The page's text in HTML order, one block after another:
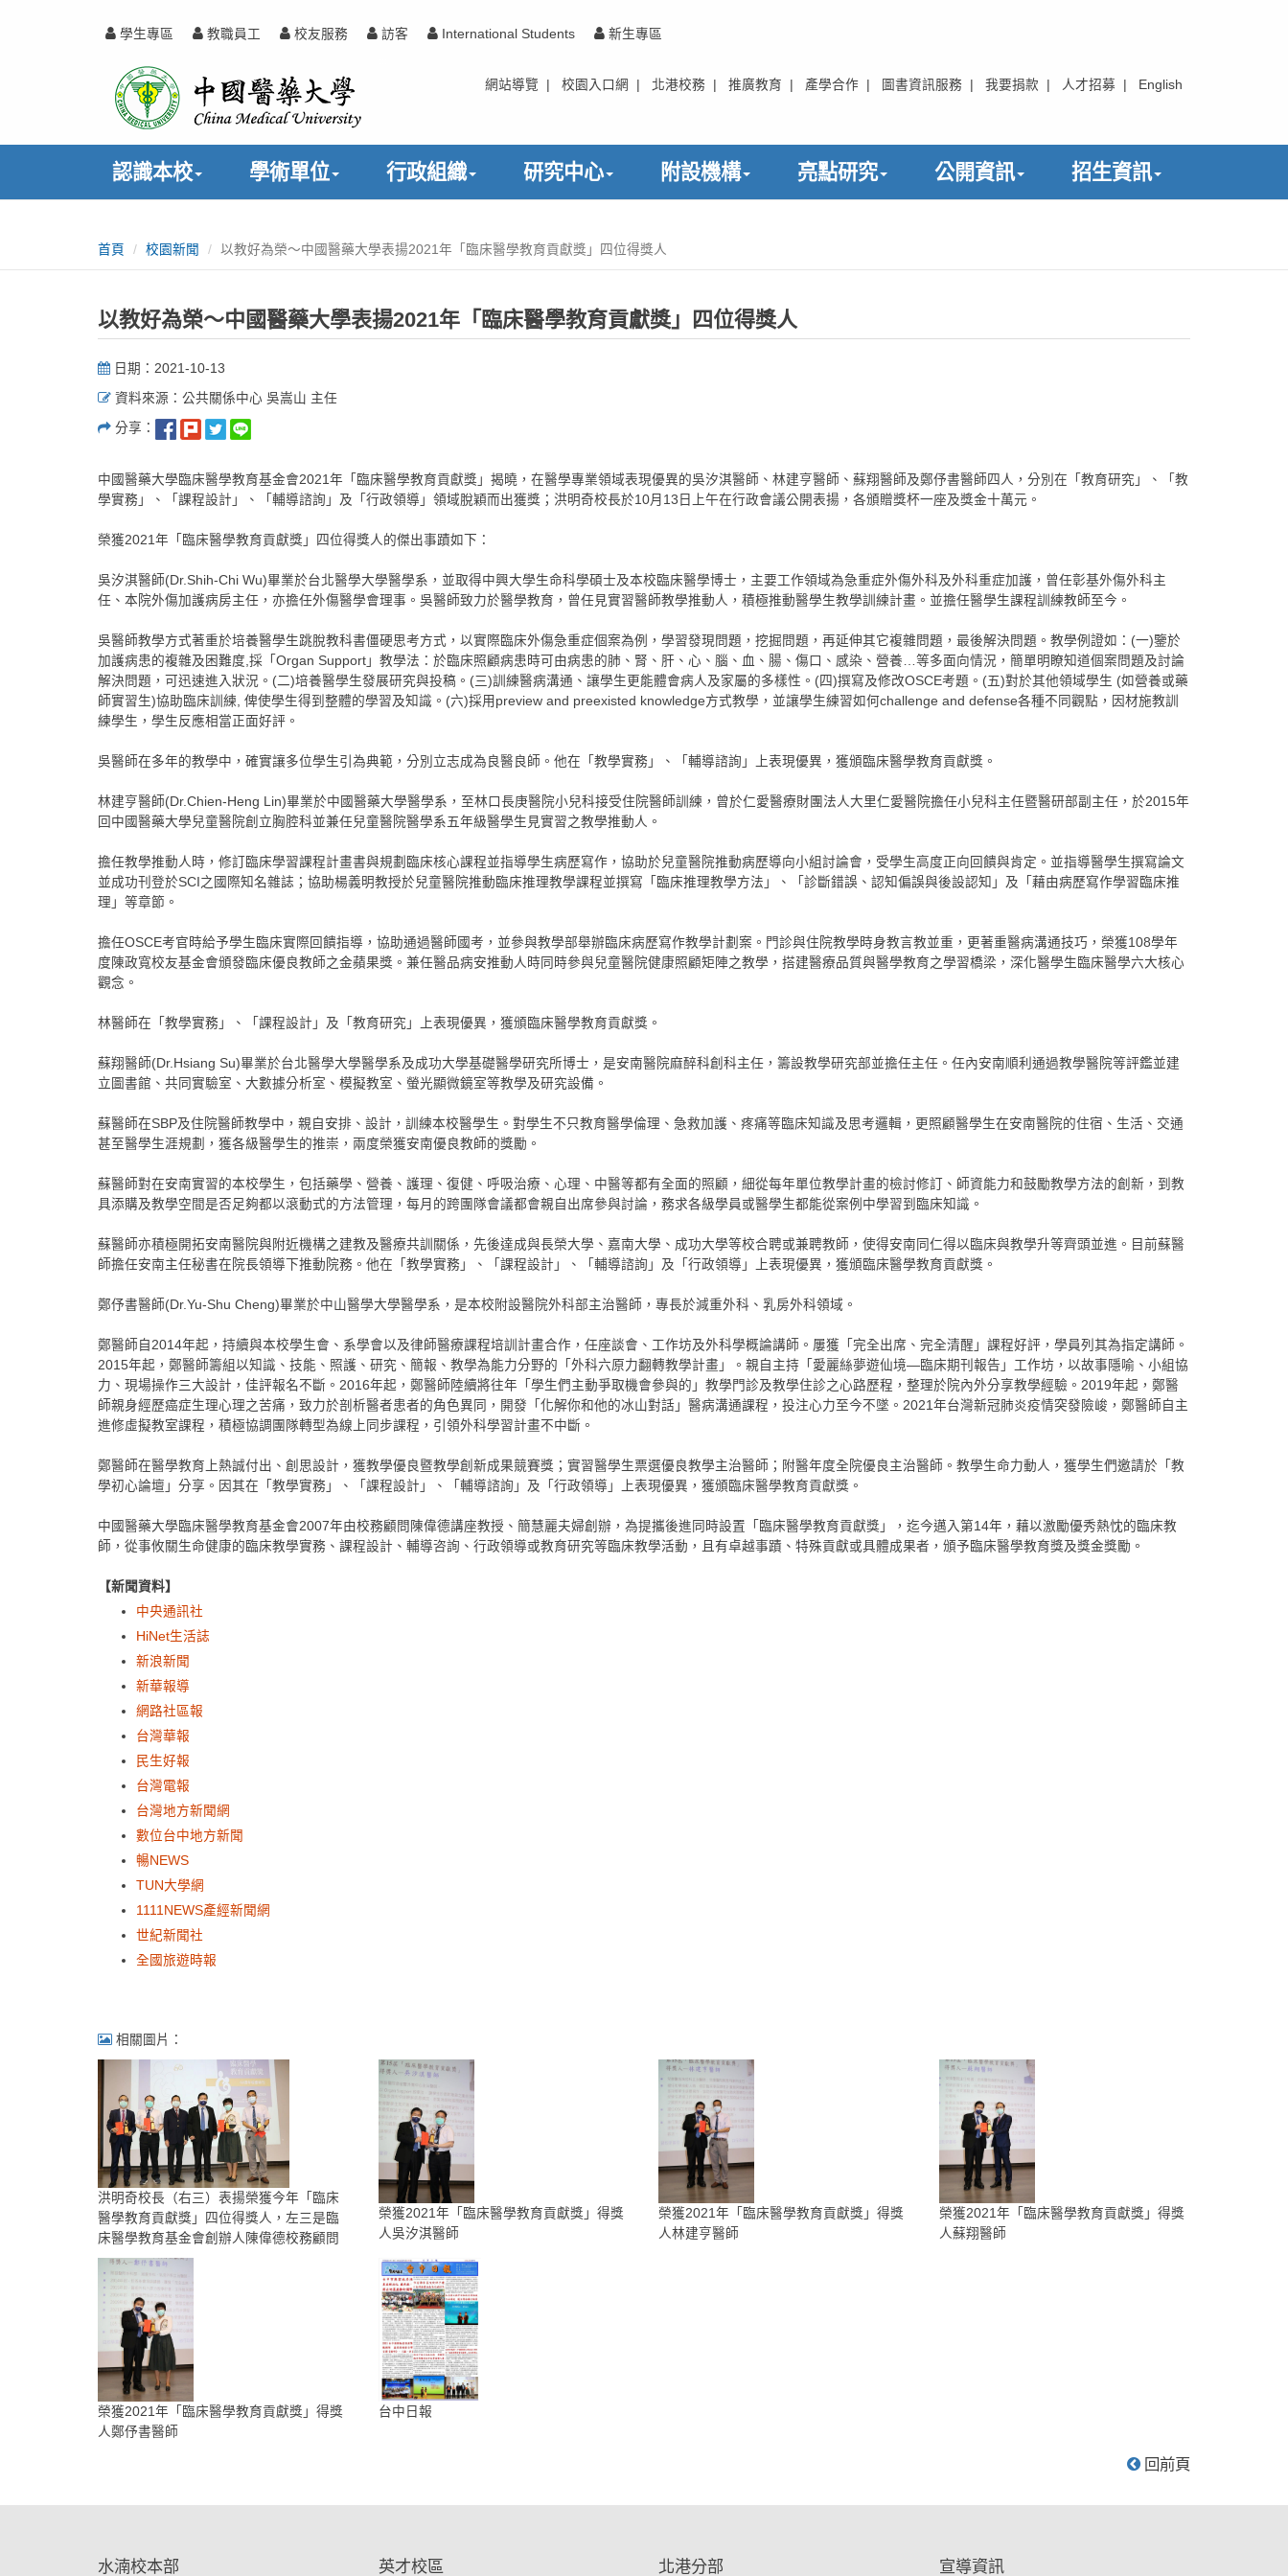
學生專區 教職員工 校友服務 訪客 International Students 新生專區
中
國
醫
藥
大
學
網站導覽 校園入口網 北港校務 推廣教育 產學合作 圖書資訊服務 我要捐款 人才招募 English
認識本校 學術單位 行政組織 研究中心 附設機構 亮點研究 公開資訊 招生資訊
首頁 校園新聞 以教好為榮～中國醫藥大學表揚2021年「臨床醫學教育貢獻獎」四位得獎人
以教好為榮～中國醫藥大學表揚2021年「臨床醫學教育貢獻獎」四位得獎人
日期：2021-10-13
資料來源：公共關係中心 吳嵩山 主任
分享：
中國醫藥大學臨床醫學教育基金會2021年「臨床醫學教育貢獻獎」揭曉，在醫學專業領域表現優異的吳汐淇醫師、林建亨醫師、蘇翔醫師及鄭伃書醫師四人，分別在「教育研究」、「教
學實務」、「課程設計」、「輔導諮詢」及「行政領導」領域脫穎而出獲獎；洪明奇校長於10月13日上午在行政會議公開表揚，各頒贈獎杯一座及獎金十萬元。
榮獲2021年「臨床醫學教育貢獻獎」四位得獎人的傑出事蹟如下：
吳汐淇醫師(Dr.Shih-Chi Wu)畢業於台北醫學大學醫學系，並取得中興大學生命科學碩士及本校臨床醫學博士，主要工作領域為急重症外傷外科及外科重症加護，曾任彰基外傷外科主
任、本院外傷加護病房主任，亦擔任外傷醫學會理事。吳醫師致力於醫學教育，曾任見實習醫師教學推動人，積極推動醫學生教學訓練計畫。並擔任醫學生課程訓練教師至今。
吳醫師教學方式著重於培養醫學生跳脫教科書僵硬思考方式，以實際臨床外傷急重症個案為例，學習發現問題，挖掘問題，再延伸其它複雜問題，最後解決問題。教學例證如：(一)鑒於
加護病患的複雜及困難度,採「Organ Support」教學法：於臨床照顧病患時可由病患的肺、腎、肝、心、腦、血、腸、傷口、感染、營養…等多面向情況，簡單明瞭知道個案問題及討論
解決問題，可迅速進入狀況。(二)培養醫學生發展研究與投稿。(三)訓練醫病溝通、讓學生更能體會病人及家屬的多樣性。(四)撰寫及修改OSCE考題。(五)對於其他領域學生 (如營養或藥
師實習生)協助臨床訓練, 俾使學生得到整體的學習及知識。(六)採用preview and preexisted knowledge方式教學，並讓學生練習如何challenge and defense各種不同觀點，因材施教訓
練學生，學生反應相當正面好評。
吳醫師在多年的教學中，確實讓多位學生引為典範，分別立志成為良醫良師。他在「教學實務」、「輔導諮詢」上表現優異，獲頒臨床醫學教育貢獻獎。
林建亨醫師(Dr.Chien-Heng Lin)畢業於中國醫藥大學醫學系，至林口長庚醫院小兒科接受住院醫師訓練，曾於仁愛醫療財團法人大里仁愛醫院擔任小兒科主任暨醫研部副主任，於2015年
回中國醫藥大學兒童醫院創立胸腔科並兼任兒童醫院醫學系五年級醫學生見實習之教學推動人。
擔任教學推動人時，修訂臨床學習課程計畫書與規劃臨床核心課程並指導學生病歷寫作，協助於兒童醫院推動病歷導向小組討論會，受學生高度正向回饋與肯定。並指導醫學生撰寫論文
並成功刊登於SCI之國際知名雜誌；協助楊義明教授於兒童醫院推動臨床推理教學課程並撰寫「臨床推理教學方法」、「診斷錯誤、認知偏誤與後設認知」及「藉由病歷寫作學習臨床推
理」等章節。
擔任OSCE考官時給予學生臨床實際回饋指導，協助通過醫師國考，並參與教學部舉辦臨床病歷寫作教學計劃案。門診與住院教學時身教言教並重，更著重醫病溝通技巧，榮獲108學年
度陳政寬校友基金會頒發臨床優良教師之金蘋果獎。兼任醫品病安推動人時同時參與兒童醫院健康照顧矩陣之教學，搭建醫療品質與醫學教育之學習橋梁，深化醫學生臨床醫學六大核心
觀念。
林醫師在「教學實務」、「課程設計」及「教育研究」上表現優異，獲頒臨床醫學教育貢獻獎。
蘇翔醫師(Dr.Hsiang Su)畢業於台北醫學大學醫學系及成功大學基礎醫學研究所博士，是安南醫院麻醉科創科主任，籌設教學研究部並擔任主任。任內安南順利通過教學醫院等評鑑並建
立圖書館、共同實驗室、大數據分析室、模擬教室、螢光顯微鏡室等教學及研究設備。
蘇醫師在SBP及住院醫師教學中，親自安排、設計，訓練本校醫學生。對學生不只教育醫學倫理、急救加護、疼痛等臨床知識及思考邏輯，更照顧醫學生在安南醫院的住宿、生活、交通
甚至醫學生涯規劃，獲各級醫學生的推崇，兩度榮獲安南優良教師的獎勵。
蘇醫師對在安南實習的本校學生，包括藥學、營養、護理、復健、呼吸治療、心理、中醫等都有全面的照顧，細從每年單位教學計畫的檢討修訂、師資能力和鼓勵教學方法的創新，到教
具添購及教學空間是否足夠都以滾動式的方法管理，每月的跨團隊會議都會親自出席參與討論，務求各級學員或醫學生都能從案例中學習到臨床知識。
蘇醫師亦積極開拓安南醫院與附近機構之建教及醫療共訓關係，先後達成與長榮大學、嘉南大學、成功大學等校合聘或兼聘教師，使得安南同仁得以臨床與教學升等齊頭並進。目前蘇醫
師擔任安南主任秘書在院長領導下推動院務。他在「教學實務」、「課程設計」、「輔導諮詢」及「行政領導」上表現優異，獲頒臨床醫學教育貢獻獎。
鄭伃書醫師(Dr.Yu-Shu Cheng)畢業於中山醫學大學醫學系，是本校附設醫院外科部主治醫師，專長於減重外科、乳房外科領域。
鄭醫師自2014年起，持續與本校學生會、系學會以及律師醫療課程培訓計畫合作，任座談會、工作坊及外科學概論講師。屢獲「完全出席、完全清醒」課程好評，學員列其為指定講師。
2015年起，鄭醫師籌組以知識、技能、照護、研究、簡報、教學為能力分野的「外科六原力翻轉教學計畫」。親自主持「愛麗絲夢遊仙境—臨床期刊報告」工作坊，以故事隱喻、小組協
力、現場操作三大設計，佳評報名不斷。2016年起，鄭醫師陸續將往年「學生們主動爭取機會參與的」教學門診及教學住診之心路歷程，整理於院內外分享教學經驗。2019年起，鄭醫
師親身經歷癌症生理心理之苦痛，致力於剖析醫者患者的角色異同，開發「化解你和他的冰山對話」醫病溝通課程，投注心力至今不墜。2021年台灣新冠肺炎疫情突發險峻，鄭醫師自主
進修虛擬教室課程，積極協調團隊轉型為線上同步課程，引領外科學習計畫不中斷。
鄭醫師在醫學教育上熱誠付出、創思設計，獲教學優良暨教學創新成果競賽獎；實習醫學生票選優良教學主治醫師；附醫年度全院優良主治醫師。教學生命力動人，獲學生們邀請於「教
學初心論壇」分享。因其在「教學實務」、「課程設計」、「輔導諮詢」及「行政領導」上表現優異，獲頒臨床醫學教育貢獻獎。
中國醫藥大學臨床醫學教育基金會2007年由校務顧問陳偉德講座教授、簡慧麗夫婦創辦，為提攜後進同時設置「臨床醫學教育貢獻獎」，迄今邁入第14年，藉以激勵優秀熱忱的臨床教
師，從事攸關生命健康的臨床教學實務、課程設計、輔導咨詢、行政領導或教育研究等臨床教學活動，且有卓越事蹟、特殊貢獻或具體成果者，頒予臨床醫學教育獎及獎金獎勵。
【新聞資料】
中央通訊社
HiNet生活誌
新浪新聞
新華報導
網路社區報
台灣華報
民生好報
台灣電報
台灣地方新聞網
數位台中地方新聞
暢NEWS
TUN大學網
1111NEWS產經新聞網
世紀新聞社
全國旅遊時報
相關圖片：
洪明奇校長（右三）表揚榮獲今年「臨床
醫學教育貢獻獎」四位得獎人，左三是臨
床醫學教育基金會創辦人陳偉德校務顧問
榮獲2021年「臨床醫學教育貢獻獎」得獎
人吳汐淇醫師
榮獲2021年「臨床醫學教育貢獻獎」得獎
人林建亨醫師
榮獲2021年「臨床醫學教育貢獻獎」得獎
人蘇翔醫師
榮獲2021年「臨床醫學教育貢獻獎」得獎
人鄭伃書醫師
台中日報
回前頁
水湳校本部 英才校區 北港分部 宣導資訊